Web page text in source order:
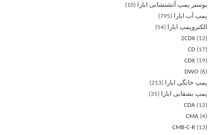
بوستر پمپ آتشنشانی ابارا
10
پمپ آب ابارا
795
الکتروپمپ ابارا
54
2CDX
12
CD
17
CDX
19
DWO
6
پمپ خانگی ابارا
213
پمپ بشقابی ابارا
35
CDA
12
CMA 4
CMB-C-R
13